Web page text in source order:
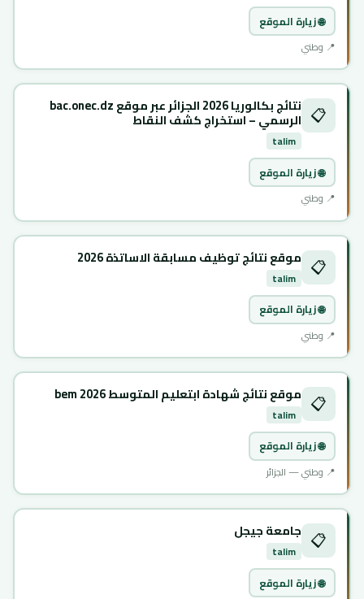
🌐 زيارة الموقع
📍 وطني
📋 نتائج بكالوريا 2026 الجزائر عبر موقع bac.onec.dz
الرسمي – استخراج كشف النقاط
talim
🌐 زيارة الموقع
📍 وطني
📋 موقع نتائج توظيف مسابقة الاساتذة 2026
talim
🌐 زيارة الموقع
📍 وطني
📋 موقع نتائج شهادة ابتعليم المتوسط 2026 bem
talim
🌐 زيارة الموقع
📍 وطني — الجزائر
📋 جامعة جيجل
talim
🌐 زيارة الموقع